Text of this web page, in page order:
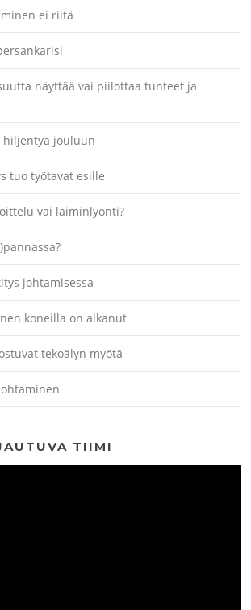
ei riitä
näyttää vai piilottaa tunteet ja
hiljentyä jouluun
tuo työtavat esille
vai laiminlyönti?
johtamisessa
koneilla on alkanut
tekoälyn myötä
TIIMI